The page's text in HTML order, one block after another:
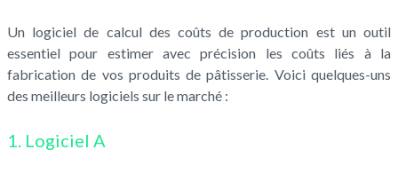
Un logiciel de calcul des coûts de production est un outil
essentiel pour estimer avec précision les coûts liés à la
fabrication de vos produits de pâtisserie. Voici quelques-uns
des meilleurs logiciels sur le marché :
1. Logiciel A